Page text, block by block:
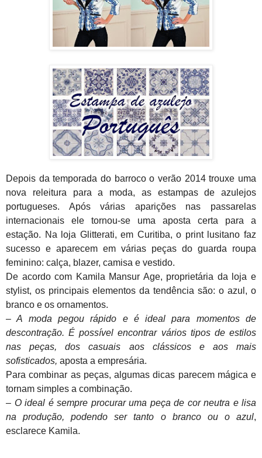
Depois da temporada do barroco o verão 2014 trouxe uma
nova releitura para a moda, as estampas de azulejos
portugueses. Após várias aparições nas passarelas
internacionais ele tornou-se uma aposta certa para a
estação. Na loja Glitterati, em Curitiba, o print lusitano faz
sucesso e aparecem em várias peças do guarda roupa
feminino: calça, blazer, camisa e vestido.
De acordo com Kamila Mansur Age, proprietária da loja e
stylist, os principais elementos da tendência são: o azul, o
branco e os ornamentos.
– A moda pegou rápido e é ideal para momentos de
descontração. É possível encontrar vários tipos de estilos
nas peças, dos casuais aos clássicos e aos mais
sofisticados, aposta a empresária.
Para combinar as peças, algumas dicas parecem mágica e
tornam simples a combinação.
– O ideal é sempre procurar uma peça de cor neutra e lisa
na produção, podendo ser tanto o branco ou o azul,
esclarece Kamila.